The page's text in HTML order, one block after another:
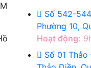
Số 542-
Phường 10,
Hoạt động:
Số 01